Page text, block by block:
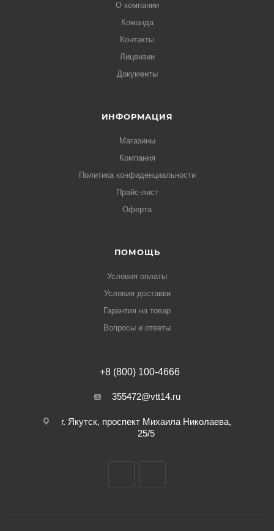
О компании
Команда
Контакты
Лицензии
Документы
ИНФОРМАЦИЯ
Магазины
Компания
Политика конфиденциальности
Прайс-лист
Оферта
ПОМОЩЬ
Условия оплаты
Условия доставки
Гарантия на товар
Вопросы и ответы
+8 (800) 100-4666
355472@vtt14.ru
г. Якутск, проспект Михаила Николаева,
25/5